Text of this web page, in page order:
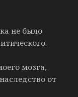
не было
мозга,
от